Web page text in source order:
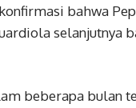
bahwa
selanjutnya
beberapa bulan